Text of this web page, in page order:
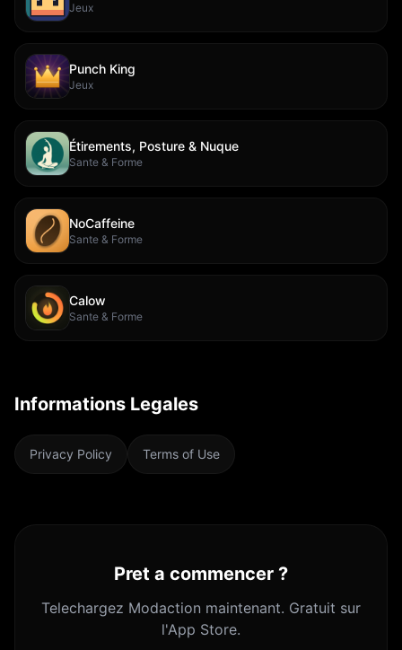
Jeux
Punch King
Jeux
Étirements, Posture & Nuque
Sante & Forme
NoCaffeine
Sante & Forme
Calow
Sante & Forme
Informations Legales
Privacy Policy Terms of Use
Pret a commencer ?
Telechargez Modaction maintenant. Gratuit sur
l'App Store.